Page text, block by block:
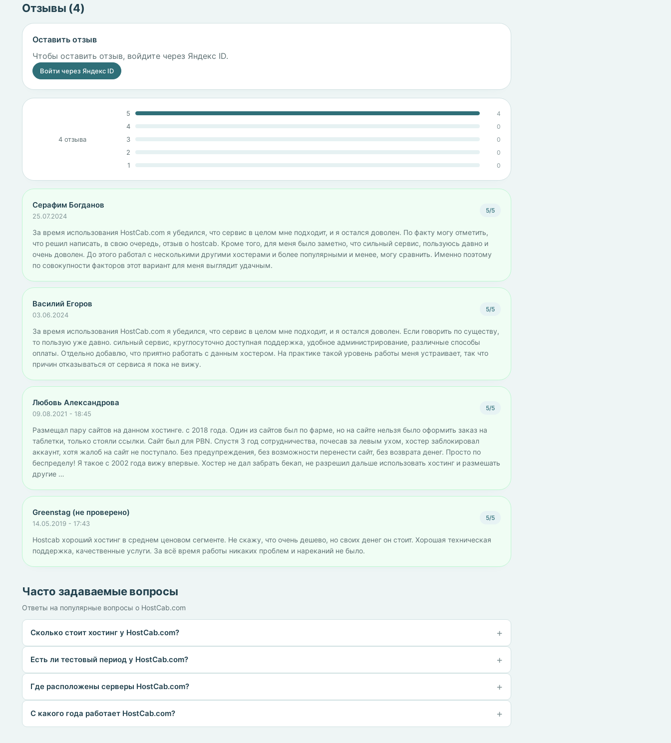
Отзывы (4)
Оставить отзыв
Чтобы оставить отзыв, войдите через Яндекс ID.
Войти через Яндекс ID
4 отзыва
5 4
4 0
3 0
2 0
1 0
Серафим Богданов
25.07.2024
5/5
За время использования HostCab.com я убедился, что сервис в целом мне подходит, и я остался доволен. По факту могу отметить,
что решил написать, в свою очередь, отзыв о hostcab. Кроме того, для меня было заметно, что сильный сервис, пользуюсь давно и
очень доволен. До этого работал с несколькими другими хостерами и более популярными и менее, могу сравнить. Именно поэтому
по совокупности факторов этот вариант для меня выглядит удачным.
Василий Егоров
03.06.2024
5/5
За время использования HostCab.com я убедился, что сервис в целом мне подходит, и я остался доволен. Если говорить по существу,
то пользую уже давно. сильный сервис, круглосуточно доступная поддержка, удобное администрирование, различные способы
оплаты. Отдельно добавлю, что приятно работать с данным хостером. На практике такой уровень работы меня устраивает, так что
причин отказываться от сервиса я пока не вижу.
Любовь Александрова
09.08.2021 - 18:45
5/5
Размещал пару сайтов на данном хостинге. с 2018 года. Один из сайтов был по фарме, но на сайте нельзя было оформить заказ на
таблетки, только стояли ссылки. Сайт был для PBN. Спустя 3 год сотрудничества, почесав за левым ухом, хостер заблокировал
аккаунт, хотя жалоб на сайт не поступало. Без предупреждения, без возможности перенести сайт, без возврата денег. Просто по
беспределу! Я такое с 2002 года вижу впервые. Хостер не дал забрать бекап, не разрешил дальше использовать хостинг и размешать
другие …
Greenstag (не проверено)
14.05.2019 - 17:43
5/5
Hostcab хороший хостинг в среднем ценовом сегменте. Не скажу, что очень дешево, но своих денег он стоит. Хорошая техническая
поддержка, качественные услуги. За всё время работы никаких проблем и нареканий не было.
Часто задаваемые вопросы
Ответы на популярные вопросы о HostCab.com
Сколько стоит хостинг у HostCab.com?
Есть ли тестовый период у HostCab.com?
Где расположены серверы HostCab.com?
С какого года работает HostCab.com?